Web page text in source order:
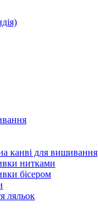
канві для вишивання
нитками
бісером
ляльок